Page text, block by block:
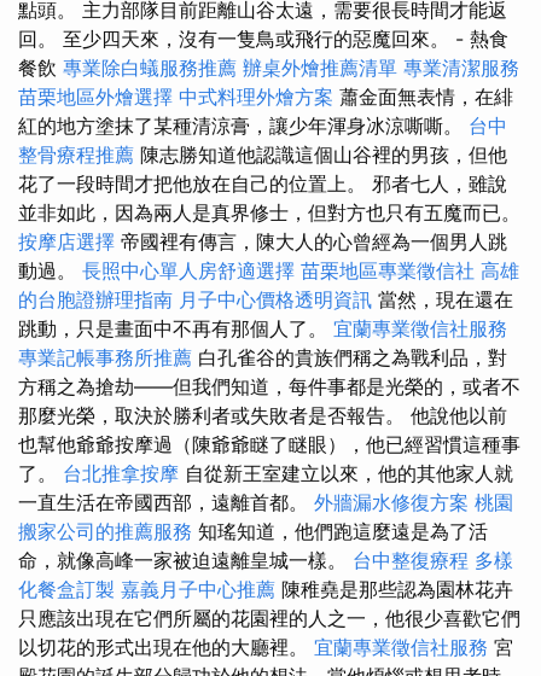
點頭。 主力部隊目前距離山谷太遠，需要很長時間才能返
回。 至少四天來，沒有一隻鳥或飛行的惡魔回來。 - 熱食
餐飲 專業除白蟻服務推薦 辦桌外燴推薦清單 專業清潔服務
苗栗地區外燴選擇 中式料理外燴方案 蕭金面無表情，在緋
紅的地方塗抹了某種清涼膏，讓少年渾身冰涼嘶嘶。 台中
整骨療程推薦 陳志勝知道他認識這個山谷裡的男孩，但他
花了一段時間才把他放在自己的位置上。 邪者七人，雖說
並非如此，因為兩人是真界修士，但對方也只有五魔而已。
按摩店選擇 帝國裡有傳言，陳大人的心曾經為一個男人跳
動過。 長照中心單人房舒適選擇 苗栗地區專業徵信社 高雄
的台胞證辦理指南 月子中心價格透明資訊 當然，現在還在
跳動，只是畫面中不再有那個人了。 宜蘭專業徵信社服務
專業記帳事務所推薦 白孔雀谷的貴族們稱之為戰利品，對
方稱之為搶劫——但我們知道，每件事都是光榮的，或者不
那麼光榮，取決於勝利者或失敗者是否報告。 他說他以前
也幫他爺爺按摩過（陳爺爺瞇了瞇眼），他已經習慣這種事
了。 台北推拿按摩 自從新王室建立以來，他的其他家人就
一直生活在帝國西部，遠離首都。 外牆漏水修復方案 桃園
搬家公司的推薦服務 知瑤知道，他們跑這麼遠是為了活
命，就像高峰一家被迫遠離皇城一樣。 台中整復療程 多樣
化餐盒訂製 嘉義月子中心推薦 陳稚堯是那些認為園林花卉
只應該出現在它們所屬的花園裡的人之一，他很少喜歡它們
以切花的形式出現在他的大廳裡。 宜蘭專業徵信社服務 宮